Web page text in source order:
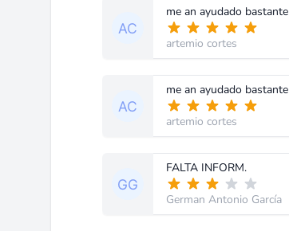
me an ayudado bastante
artemio cortes
me an ayudado bastante
artemio cortes
FALTA INFORM.
German Antonio García